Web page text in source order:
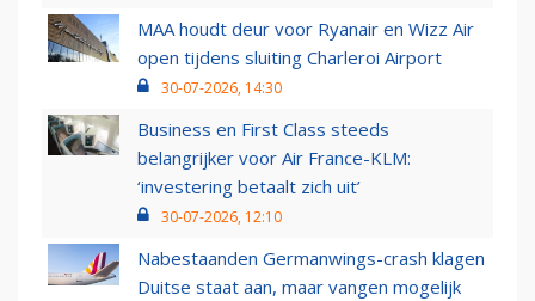
MAA houdt deur voor Ryanair en Wizz Air
open tijdens sluiting Charleroi Airport
30-07-2026, 14:30
Business en First Class steeds
belangrijker voor Air France-KLM:
‘investering betaalt zich uit’
30-07-2026, 12:10
Nabestaanden Germanwings-crash klagen
Duitse staat aan, maar vangen mogelijk